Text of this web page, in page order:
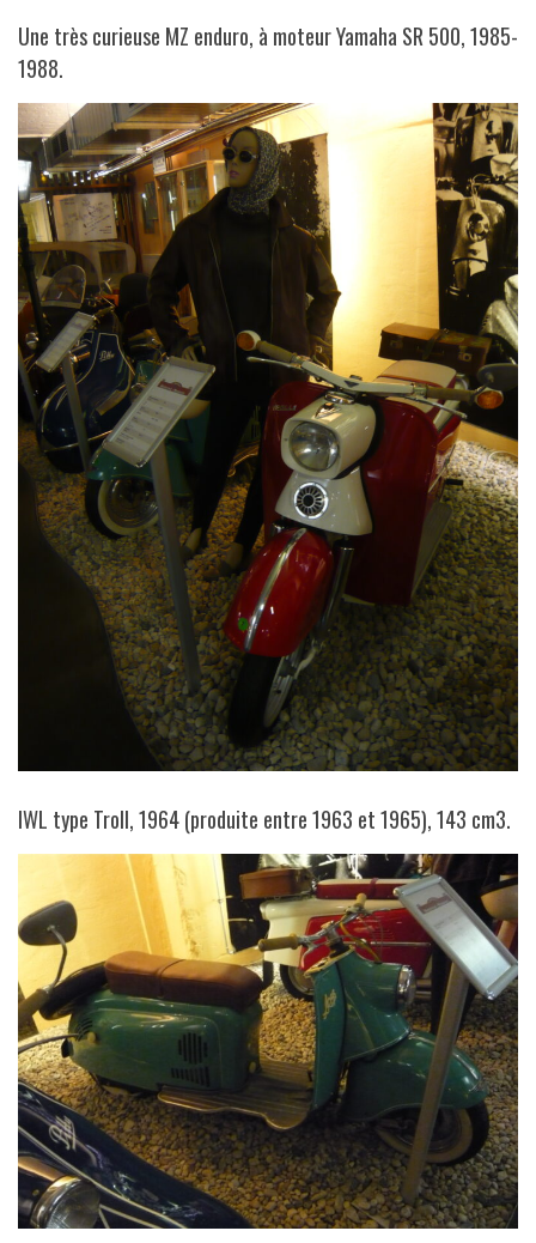
Une très curieuse MZ enduro, à moteur Yamaha SR 500, 1985-
1988.
IWL type Troll, 1964 (produite entre 1963 et 1965), 143 cm3.